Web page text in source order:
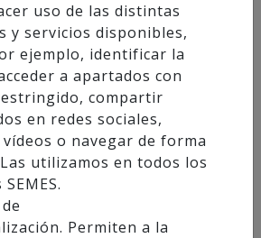
días 16 y 17 de junio se
con gran éxito el
Vital Pediátrico
ERC (EPALS),
porSEMES Andalucía ,
formativa de alto
a profesionales
en la
uso de las distintas
y servicios disponibles,
ejemplo, identificar la
a apartados con
compartir
en redes sociales,
o navegar de forma
utilizamos en todos los
de
Permiten a la